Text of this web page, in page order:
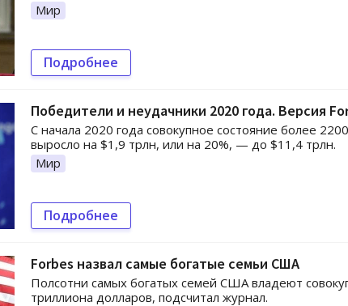
Мир
Подробнее
Победители и неудачники 2020 года. Версия
C начала 2020 года совокупное состояние более
выросло на $1,9 трлн, или на 20%, — до $11,4 трлн.
Мир
Подробнее
Forbes назвал самые богатые семьи США
Полсотни самых богатых семей США владеют
триллиона долларов, подсчитал журнал.